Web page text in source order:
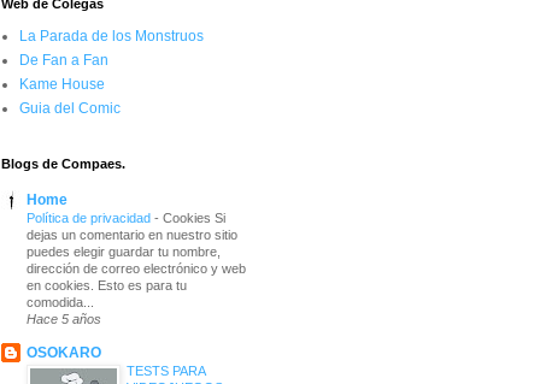
Web de Colegas
La Parada de los Monstruos
De Fan a Fan
Kame House
Guia del Comic
Blogs de Compaes.
Home
Política de privacidad - Cookies Si
dejas un comentario en nuestro sitio
puedes elegir guardar tu nombre,
dirección de correo electrónico y web
en cookies. Esto es para tu
comodida...
Hace 5 años
OSOKARO
TESTS PARA